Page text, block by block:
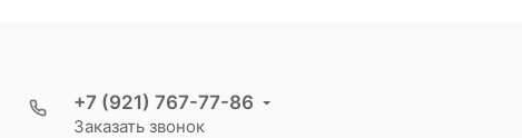
+7 (921) 767-77-86
Заказать звонок